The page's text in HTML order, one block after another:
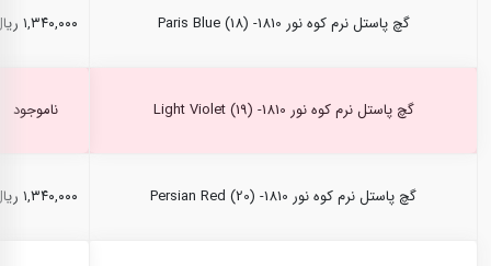
گچ پاستل نرم کوه نور Paris Blue (18) -1810 ۱,۳۴۰,۰۰۰ ریال
گچ پاستل نرم کوه نور Light Violet (19) -1810 ناموجود
گچ پاستل نرم کوه نور Persian Red (20) -1810 ۱,۳۴۰,۰۰۰ ریال